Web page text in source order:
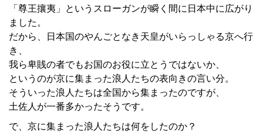
「尊王攘夷」というスローガンが瞬く間に日本中に広がり
ました。
だから、日本国のやんごとなき天皇がいらっしゃる京へ行
き、
我ら卑賎の者でもお国のお役に立とうではないか、
というのが京に集まった浪人たちの表向きの言い分。
そういった浪人たちは全国から集まったのですが、
土佐人が一番多かったそうです。
で、京に集まった浪人たちは何をしたのか？